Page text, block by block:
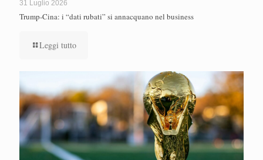
31 Luglio 2026
Trump-Cina: i “dati rubati” si annacquano nel business
Leggi tutto